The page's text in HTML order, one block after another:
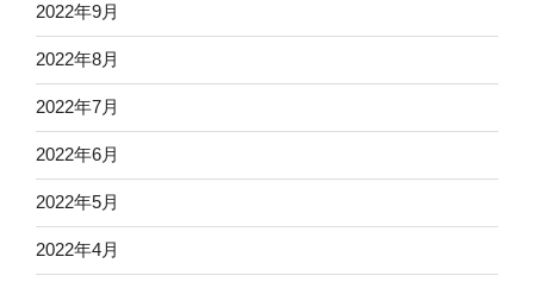
2022年9月
2022年8月
2022年7月
2022年6月
2022年5月
2022年4月